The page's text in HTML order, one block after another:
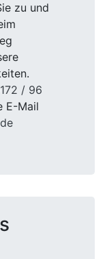
zu und
/ 96
E-Mail